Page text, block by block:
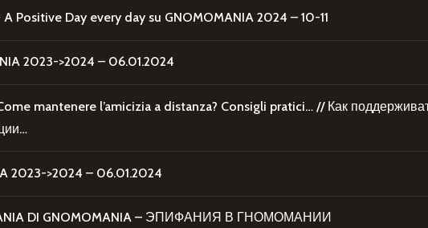
Positive Day every day su GNOMOMANIA 2024 – 10-11
2023->2024 – 06.01.2024
mantenere l’amicizia a distanza? Consigli pratici… // Как
2023->2024 – 06.01.2024
DI GNOMOMANIA – ЭПИФАНИЯ В ГНОМОМАНИИ